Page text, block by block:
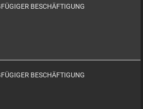
BESCHÄFTIGUNG
BESCHÄFTIGUNG